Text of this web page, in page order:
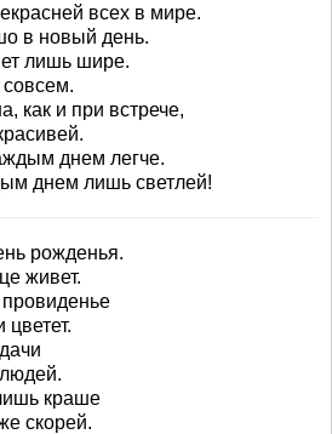
всех в мире.
в новый день.
лишь шире.
совсем.
как и при встрече,
днем легче.
днем лишь светлей!
рожденья.
живет.
краше
скорей.